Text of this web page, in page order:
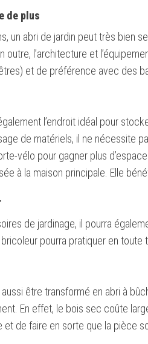
de plus
un abri de jardin peut très bien
outre, l’architecture et
et de préférence avec des
l’endroit idéal pour
de matériels, il ne nécessite
vélo pour gagner plus
à la maison principale. Elle
de jardinage, il pourra
bricoleur pourra pratiquer en toute
être transformé en abri à
En effet, le bois sec coûte
et de faire en sorte que la pièce